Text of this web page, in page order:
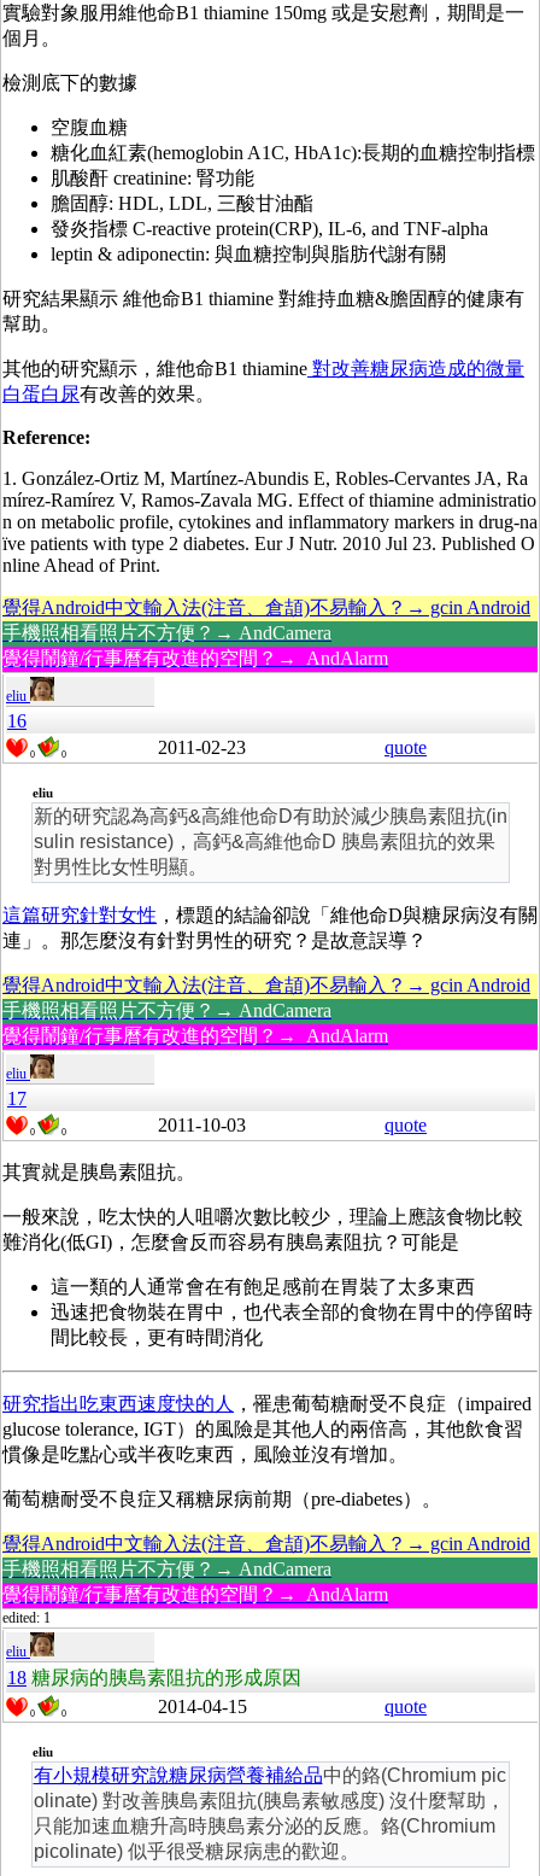
實驗對象服用維他命B1 thiamine 150mg 或是安慰劑，期間是一
個月。
檢測底下的數據
空腹血糖
糖化血紅素(hemoglobin A1C, HbA1c):長期的血糖控制指標
肌酸酐 creatinine: 腎功能
膽固醇: HDL, LDL, 三酸甘油酯
發炎指標 C-reactive protein(CRP), IL-6, and TNF-alpha
leptin & adiponectin: 與血糖控制與脂肪代謝有關
研究結果顯示 維他命B1 thiamine 對維持血糖&膽固醇的健康有
幫助。
其他的研究顯示，維他命B1 thiamine 對改善糖尿病造成的微量
白蛋白尿有改善的效果。
Reference:
1. González-Ortiz M, Martínez-Abundis E, Robles-Cervantes JA, Ra
mírez-Ramírez V, Ramos-Zavala MG. Effect of thiamine administratio
n on metabolic profile, cytokines and inflammatory markers in drug-na
ïve patients with type 2 diabetes. Eur J Nutr. 2010 Jul 23. Published O
nline Ahead of Print.
覺得Android中文輸入法(注音、倉頡)不易輸入？→ gcin Android
手機照相看照片不方便？→ AndCamera
覺得鬧鐘/行事曆有改進的空間？→ AndAlarm
eliu
16
0 0 2011-02-23 quote
eliu
新的研究認為高鈣&高維他命D有助於減少胰島素阻抗(in
sulin resistance)，高鈣&高維他命D 胰島素阻抗的效果
對男性比女性明顯。
這篇研究針對女性 ，標題的結論卻說「維他命D與糖尿病沒有關
連」。那怎麼沒有針對男性的研究？是故意誤導？
覺得Android中文輸入法(注音、倉頡)不易輸入？→ gcin Android
手機照相看照片不方便？→ AndCamera
覺得鬧鐘/行事曆有改進的空間？→ AndAlarm
eliu
17
0 0 2011-10-03 quote
其實就是胰島素阻抗。
一般來說，吃太快的人咀嚼次數比較少，理論上應該食物比較
難消化(低GI)，怎麼會反而容易有胰島素阻抗？可能是
這一類的人通常會在有飽足感前在胃裝了太多東西
迅速把食物裝在胃中，也代表全部的食物在胃中的停留時
間比較長，更有時間消化
研究指出吃東西速度快的人 ，罹患葡萄糖耐受不良症（impaired
glucose tolerance, IGT）的風險是其他人的兩倍高，其他飲食習
慣像是吃點心或半夜吃東西，風險並沒有增加。
葡萄糖耐受不良症又稱糖尿病前期（pre-diabetes）。
覺得Android中文輸入法(注音、倉頡)不易輸入？→ gcin Android
手機照相看照片不方便？→ AndCamera
覺得鬧鐘/行事曆有改進的空間？→ AndAlarm
edited: 1
eliu
18 糖尿病的胰島素阻抗的形成原因
0 0 2014-04-15 quote
eliu
有小規模研究說糖尿病營養補給品中的鉻(Chromium pic
olinate) 對改善胰島素阻抗(胰島素敏感度) 沒什麼幫助，
只能加速血糖升高時胰島素分泌的反應。鉻(Chromium
picolinate) 似乎很受糖尿病患的歡迎。